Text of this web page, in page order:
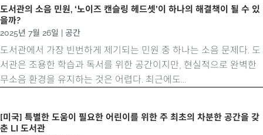
도서관의 소음 민원, ‘노이즈 캔슬링 헤드셋’이 하나의 해결책이 될 수 있
을까?
2025년 7월 26일 공간
도서관에서 가장 빈번하게 제기되는 민원 중 하나는 소음 문제다. 도
서관은 조용한 학습과 독서를 위한 공간이지만, 현실적으로 완벽한
무소음 환경을 유지하는 것은 어렵다. 최근에도...
[미국] 특별한 도움이 필요한 어린이를 위한 주 최초의 차분한 공간을 갖
춘 LI 도서관